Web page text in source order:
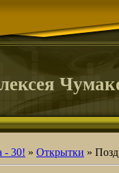
- 30! » Открытки »